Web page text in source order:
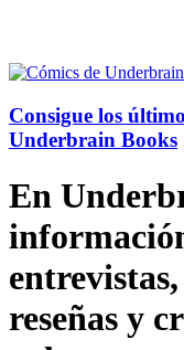
Consigue los
Underbrain Books
En
reseñas y